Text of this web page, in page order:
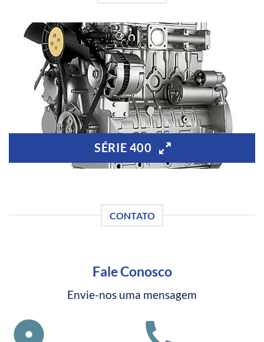
SÉRIE 400
CONTATO
Fale Conosco
Envie-nos uma mensagem